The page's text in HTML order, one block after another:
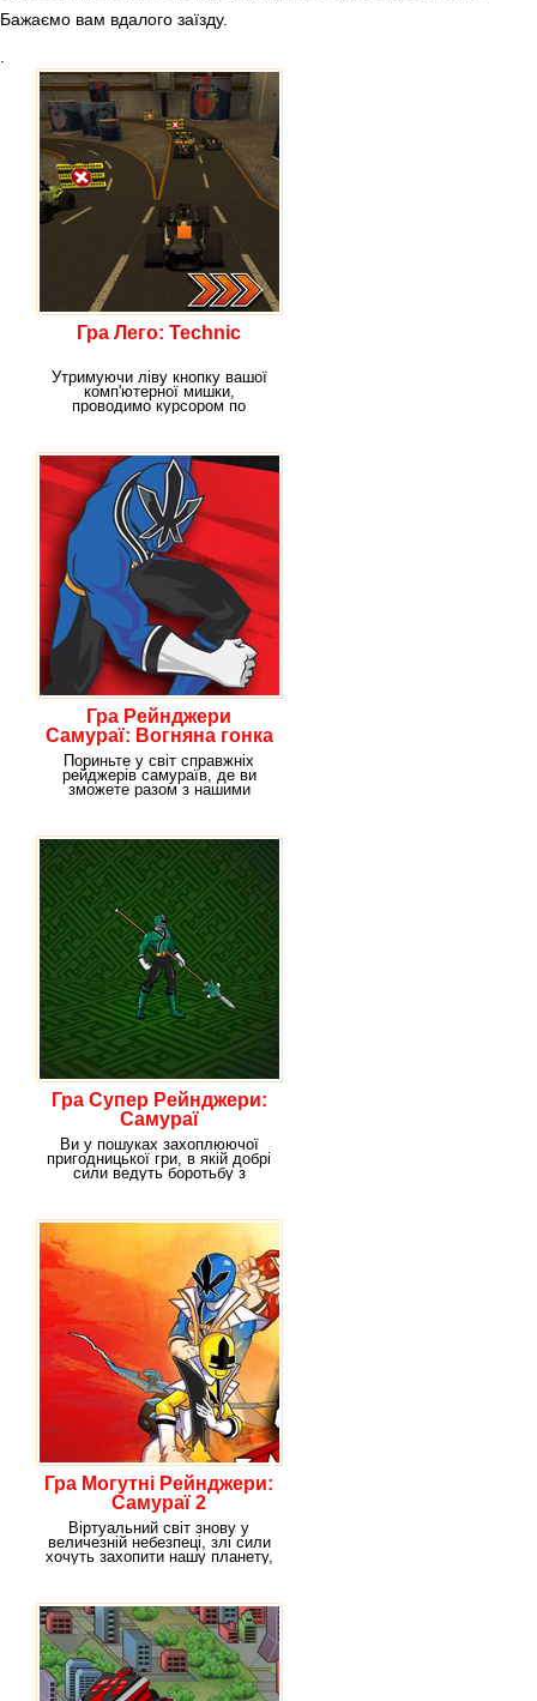
Бажаємо вам вдалого заїзду.
Гра Лего: Technic
Утримуючи ліву кнопку вашої
комп'ютерної мишки,
проводимо курсором по
Гра Рейнджери
Самураї: Вогняна гонка
Пориньте у світ справжніх
рейджерів самураїв, де ви
зможете разом з нашими
Гра Супер Рейнджери:
Самураї
Ви у пошуках захоплюючої
пригодницької гри, в якій добрі
сили ведуть боротьбу з
Гра Могутні Рейнджери:
Самураї 2
Віртуальний світ знову у
величезній небезпеці, злі сили
хочуть захопити нашу планету,